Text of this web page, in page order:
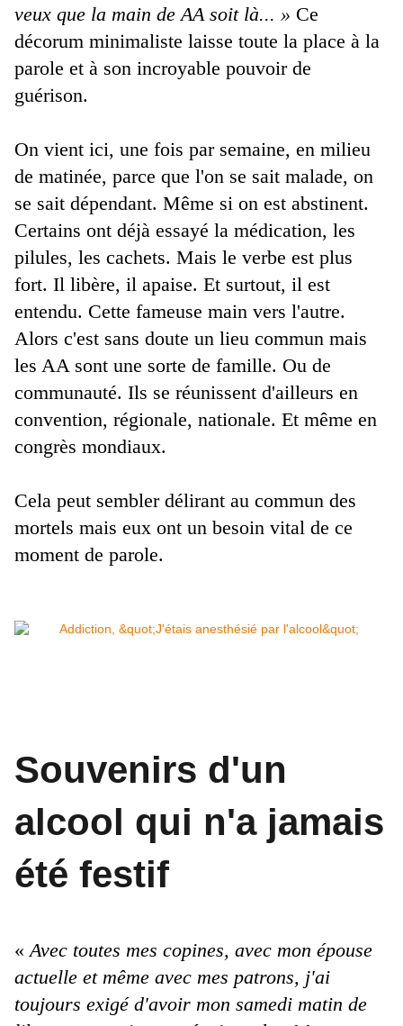
veux que la main de AA soit là... » Ce
décorum minimaliste laisse toute la place à la
parole et à son incroyable pouvoir de
guérison.
On vient ici, une fois par semaine, en milieu
de matinée, parce que l'on se sait malade, on
se sait dépendant. Même si on est abstinent.
Certains ont déjà essayé la médication, les
pilules, les cachets. Mais le verbe est plus
fort. Il libère, il apaise. Et surtout, il est
entendu. Cette fameuse main vers l'autre.
Alors c'est sans doute un lieu commun mais
les AA sont une sorte de famille. Ou de
communauté. Ils se réunissent d'ailleurs en
convention, régionale, nationale. Et même en
congrès mondiaux.
Cela peut sembler délirant au commun des
mortels mais eux ont un besoin vital de ce
moment de parole.
Souvenirs d'un
alcool qui n'a jamais
été festif
«Avec toutes mes copines, avec mon épouse
actuelle et même avec mes patrons, j'ai
toujours exigé d'avoir mon samedi matin de